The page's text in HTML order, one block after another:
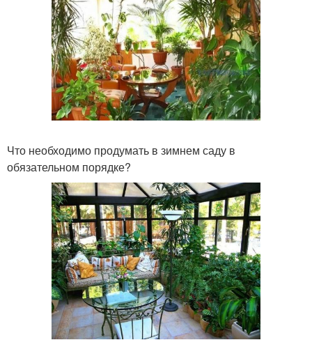
Что необходимо продумать в зимнем саду в
обязательном порядке?